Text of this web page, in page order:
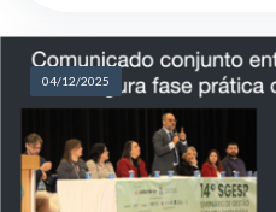
04/12/2025